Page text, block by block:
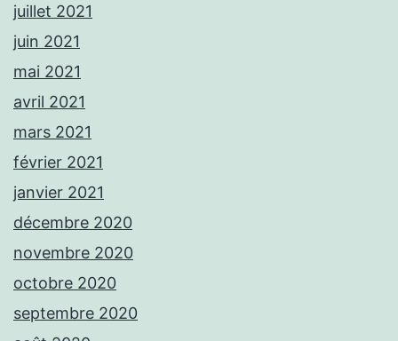
juillet 2021
juin 2021
mai 2021
avril 2021
mars 2021
février 2021
janvier 2021
décembre 2020
novembre 2020
octobre 2020
septembre 2020